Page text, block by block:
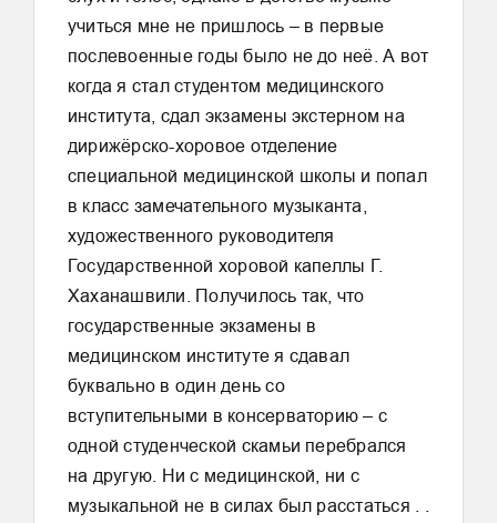
учиться мне не пришлось – в первые
послевоенные годы было не до неё. А вот
когда я стал студентом медицинского
института, сдал экзамены экстерном на
дирижёрско-хоровое отделение
специальной медицинской школы и попал
в класс замечательного музыканта,
художественного руководителя
Государственной хоровой капеллы Г.
Хаханашвили. Получилось так, что
государственные экзамены в
медицинском институте я сдавал
буквально в один день со
вступительными в консерваторию – с
одной студенческой скамьи перебрался
на другую. Ни с медицинской, ни с
музыкальной не в силах был расстаться . .